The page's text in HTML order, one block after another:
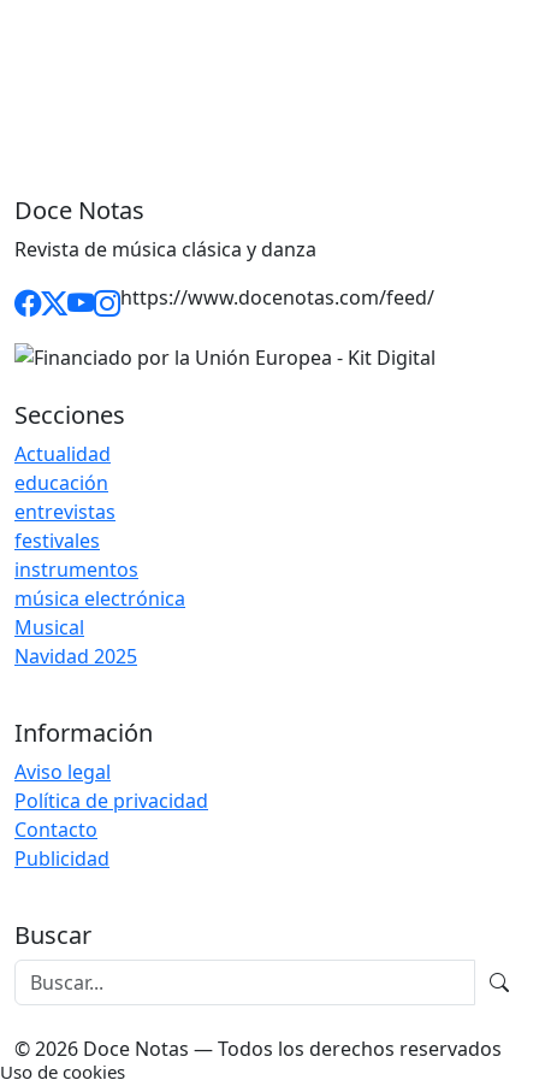
Doce Notas
Revista de música clásica y danza
https://www.docenotas.com/feed/
Secciones
Actualidad
educación
entrevistas
festivales
instrumentos
música electrónica
Musical
Navidad 2025
Información
Aviso legal
Política de privacidad
Contacto
Publicidad
Buscar
© 2026 Doce Notas — Todos los derechos reservados
Uso de cookies